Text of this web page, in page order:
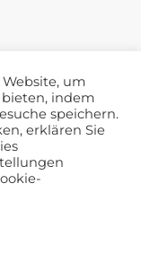
um
indem
speichern.
erklären Sie